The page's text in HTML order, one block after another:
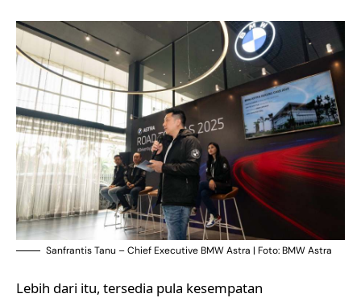
Sanfrantis Tanu – Chief Executive BMW Astra | Foto: BMW Astra
Lebih dari itu, tersedia pula kesempatan